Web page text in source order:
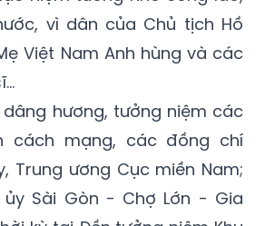
Việt Nam Anh hùng và các
hương, tưởng niệm các
cách mạng, các đồng chí
Trung ương Cục miền Nam;
ủy Sài Gòn - Chợ Lớn - Gia
kỳ tại Đền tưởng niệm Khu
mạng Sài Gòn - Chợ Lớn